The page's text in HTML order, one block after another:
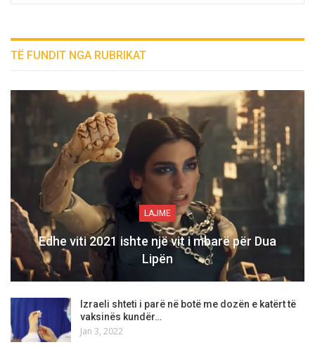
TË FUNDIT NGA RUBRIKAT
LAJME
Edhe viti 2021 ishte një vit i mbarë për Dua
Lipën
Izraeli shteti i parë në botë me dozën e katërt të
vaksinës kundër…
Jan 3, 2022